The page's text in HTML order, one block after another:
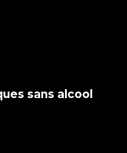
sans alcool